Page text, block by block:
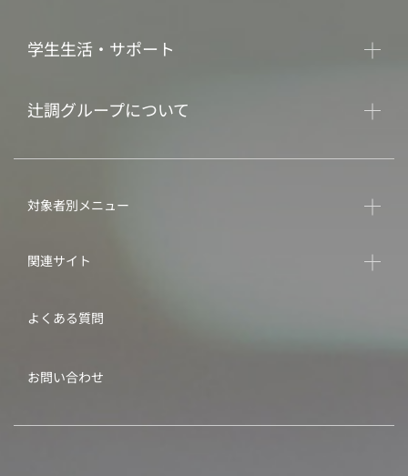
学生生活・サポート
辻調グループについて
対象者別メニュー
関連サイト
よくある質問
お問い合わせ